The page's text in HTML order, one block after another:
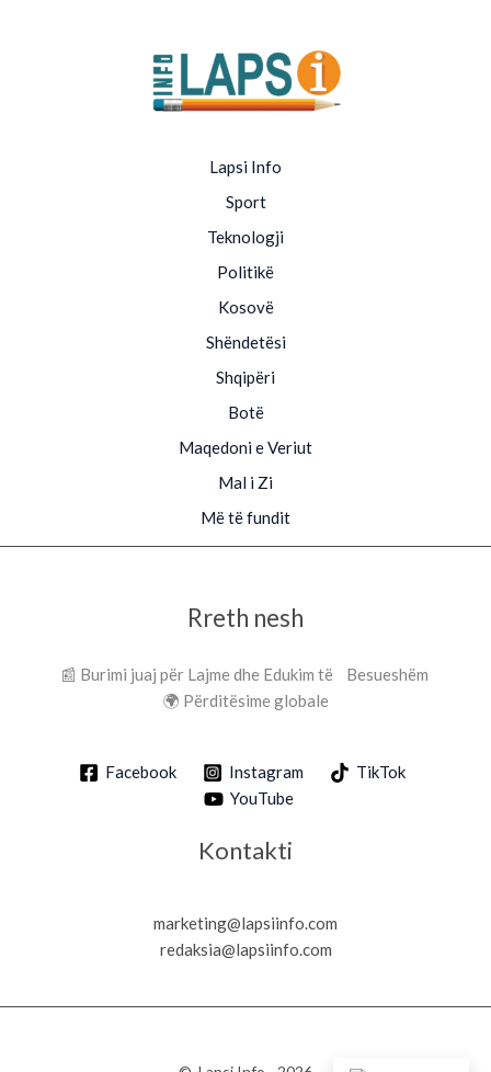
Lapsi Info
Sport
Teknologji
Politikë
Kosovë
Shëndetësi
Shqipëri
Botë
Maqedoni e Veriut
Mal i Zi
Më të fundit
Rreth nesh
📰 Burimi juaj për Lajme dhe Edukim të Besueshëm
🌍 Përditësime globale
Facebook Instagram
TikTok
YouTube
Kontakti
marketing@lapsiinfo.com
redaksia@lapsiinfo.com